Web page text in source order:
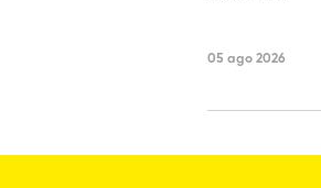
05 ago 2026